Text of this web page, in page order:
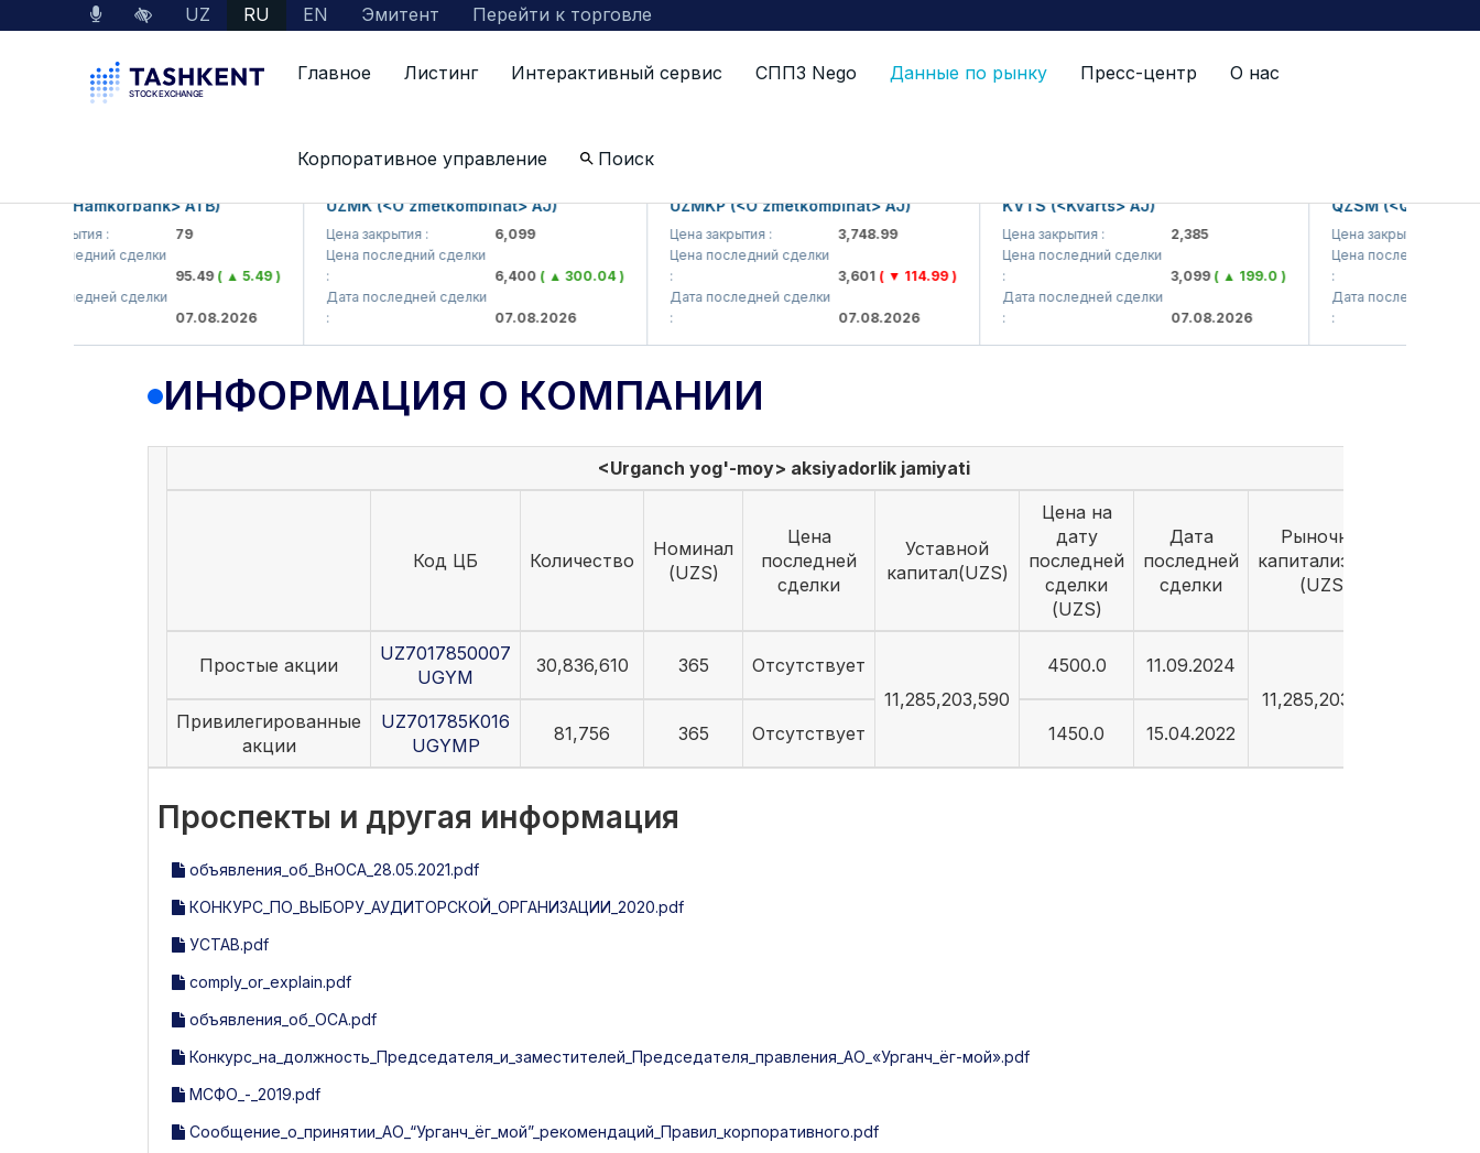
UZ RU EN Эмитент Перейти к торговле
Главное Листинг Интерактивный сервис СППЗ Nego Данные по рынку Пресс-центр О нас
Корпоративное управление Поиск
Информация о компании
(<Hamkorbank> ATB)
закрытия :
последний сделки
95.49( ▲ 5.49 )
последней сделки
07.08.2026
UZMK (<O'zmetkombinat> AJ)
Цена закрытия :
6,099
Цена последний сделки
6,400( ▲ 300.04 )
Дата последней сделки
07.08.2026
UZMKP (<O'zmetkombinat> AJ)
Цена закрытия :
3,748.99
Цена последний сделки
3,601( ▼ 114.99 )
Дата последней сделки
07.08.2026
KVTS (<Kvarts> AJ)
Цена закрытия :
2,385
Цена последний сделки
3,099( ▲ 199.0 )
Дата последней сделки
07.08.2026
QZSM
Цена закрытия :
Цена последний сделки
Дата последней сделки
ИНФОРМАЦИЯ О КОМПАНИИ
<Urganch yog'-moy> aksiyadorlik jamiyati
Код ЦБ Количество
Номинал
(UZS)
Цена
последней
сделки
Уставной
капитал(UZS)
Цена на
дату
последней
сделки
(UZS)
Дата
последней
сделки
Рыночная
капитализация
(UZS)
Простые акции
UZ7017850007
UGYM
30,836,610 365
Отсутствует
11,285,203,590
4500.0
11.09.2024
11,285,203,590
Привилегированные
акции
UZ701785K016
UGYMP
81,756 365 Отсутствует 1450.0 15.04.2022
Проспекты и другая информация
объявления_об_ВнОСА_28.05.2021.pdf
КОНКУРС_ПО_ВЫБОРУ_АУДИТОРСКОЙ_ОРГАНИЗАЦИИ_2020.pdf
УСТАВ.pdf
comply_or_explain.pdf
объявления_об_ОСА.pdf
Конкурс_на_должность_Председателя_и_заместителей_Председателя_правления_АО_«Урганч_ёг-мой».pdf
МСФО_-_2019.pdf
Сообщение_о_принятии_АО_“Урганч_ёг_мой”_рекомендаций_Правил_корпоративного.pdf